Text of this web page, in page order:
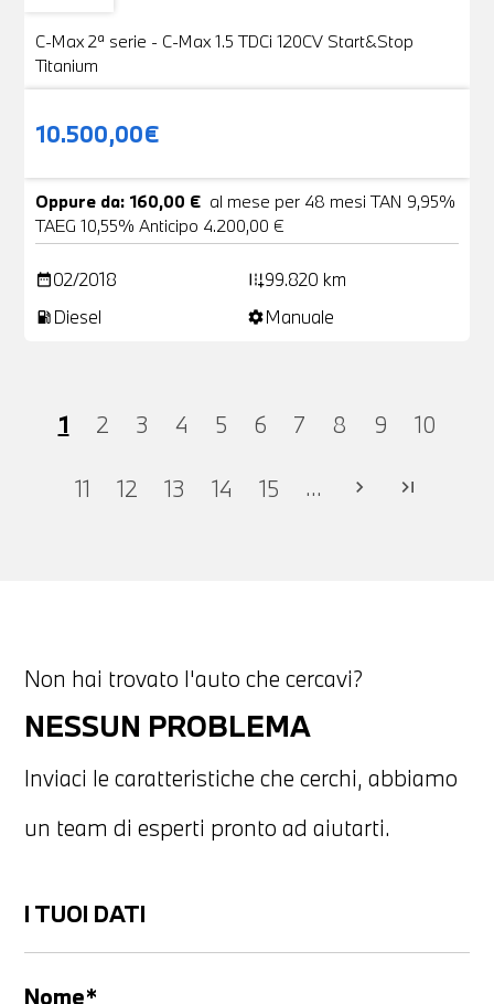
C-Max 2ª serie - C-Max 1.5 TDCi 120CV Start&Stop
Titanium
10.500,00€
Oppure da: 160,00 € al mese per 48 mesi TAN 9,95%
TAEG 10,55% Anticipo 4.200,00 €
date_range02/2018 add_road99.820 km
local_gas_station Diesel settingsManuale
1 2 3 4 5 6 7 8 9 10
11 12 13 14 15 ... chevron_right last_page
Non hai trovato l'auto che cercavi?
NESSUN PROBLEMA
Inviaci le caratteristiche che cerchi, abbiamo
un team di esperti pronto ad aiutarti.
I TUOI DATI
Nome*